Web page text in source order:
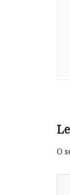
O